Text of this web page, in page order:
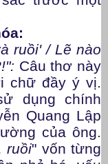
ruồi' / Lẽ nào
Câu thơ này
chữ đầy ý vị.
dụng chính
Quang Lập
của ông.
ruồi" vốn từng